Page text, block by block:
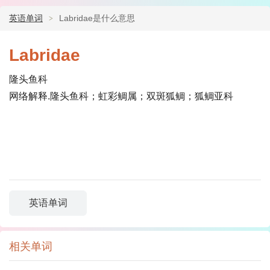
英语单词 Labridae是什么意思
Labridae
隆头鱼科
网络解释.隆头鱼科；虹彩鲷属；双斑狐鲷；狐鲷亚科
英语单词
相关单词